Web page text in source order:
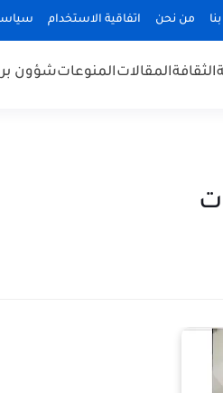
من نحن اتفاقية الاستخدام
الثقافةالمقالاتالمنوعاتشؤون